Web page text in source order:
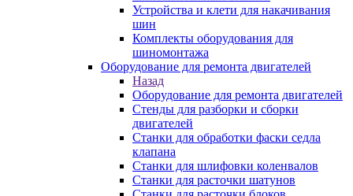
Устройства и клети для накачивания
шин
Комплекты оборудования для
шиномонтажа
Оборудование для ремонта двигателей
Назад
Оборудование для ремонта двигателей
Стенды для разборки и сборки
двигателей
Станки для обработки фаски седла
клапана
Станки для шлифовки коленвалов
Станки для расточки шатунов